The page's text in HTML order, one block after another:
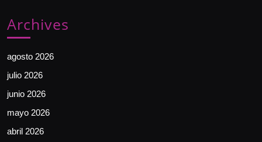
Archives
agosto 2026
julio 2026
junio 2026
mayo 2026
abril 2026